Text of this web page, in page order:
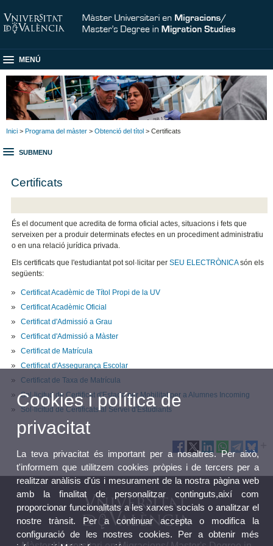
MENÚ
Inici > Programa del màster > Obtenció del títol > Certificats
SUBMENU
Certificats
És el document que acredita de forma oficial actes, situacions i fets que
serveixen per a produir determinats efectes en un procediment administratiu
o en una relació jurídica privada.
Els certificats que l'estudiantat pot sol·licitar perSEU ELECTRÒNICAsón els
següents:
Certificat Acadèmic de Títol Propi de la UV
Certificat Acadèmic Oficial
Certificat d'Admissió a Grau
Certificat d'Admissió a Màster
Certificat de Matrícula
Certificat d'Assegurança Escolar
Certificat de Taxa de Matrícula
Sol·licitud de Certificat d'Estada per Mobilitat per a Alumnes Incoming
Sol·licitud de Certificats al Servei d'Estudiants
Cookies i política de
privacitat
La teva privacitat és important per a nosaltres. Per això,
t'informem que utilitzem cookies pròpies i de tercers per a
realitzar anàlisis d'ús i mesurament de la nostra pàgina web
amb la finalitat de personalitzar continguts,així com
proporcionar funcionalitats a les xarxes socials o analitzar el
nostre trànsit. Per a continuar accepta o modifica la
configuració de les nostres cookies. Per a obtenir més